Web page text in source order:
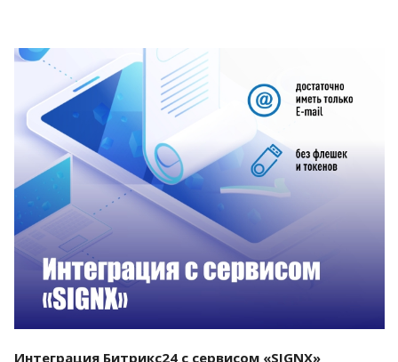
Смотреть проект
Интеграция Битрикс24 с сервисом «SIGNX»